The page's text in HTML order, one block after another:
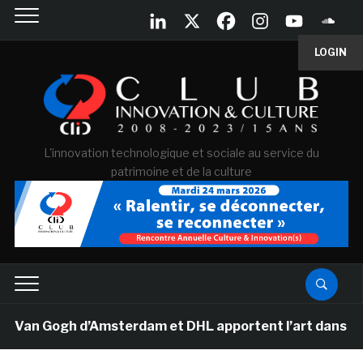
LOGIN
L'innovation technologique et sociale au service du
patrimoine et de la culture
Gogh d’Amsterdam et DHL apportent l’art dans